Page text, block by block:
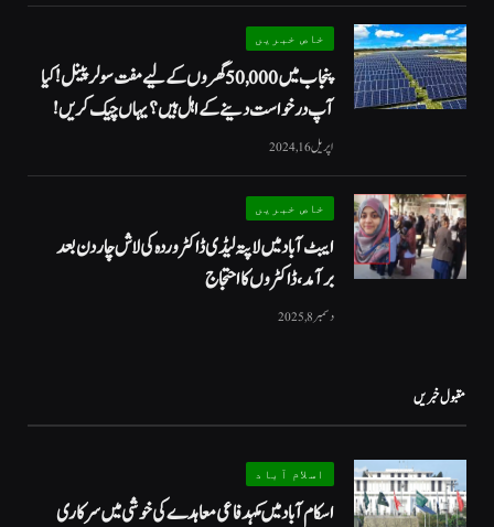
خاص خبریں
پنجاب میں 50,000 گھروں کے لیے مفت سولر پینل! کیا
آپ درخواست دینے کے اہل ہیں؟ یہاں چیک کریں!
اپریل 16, 2024
خاص خبریں
ایبٹ آباد میں لاپتہ لیڈی ڈاکٹر وردہ کی لاش چار دن بعد
برآمد، ڈاکٹروں کا احتجاج
دسمبر 8, 2025
مقبول خبریں
اسلام آباد
اسکام آباد میں مکہدفاعی معاہدے کی خوشی میں سرکاری